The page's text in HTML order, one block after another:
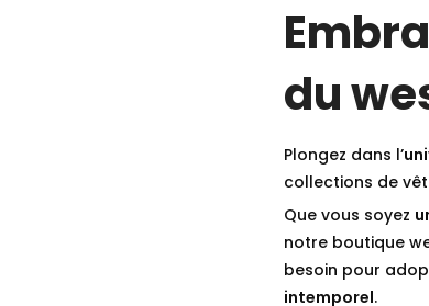
du
Plongez dans l’
collections de
Que vous soyez
notre boutique
besoin pour
intemporel.